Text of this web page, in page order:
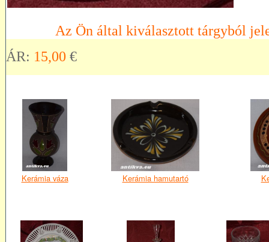
Az Ön által kiválasztott tárgyból
ÁR: 15,00 €
Kerámia váza Kerámia hamutartó